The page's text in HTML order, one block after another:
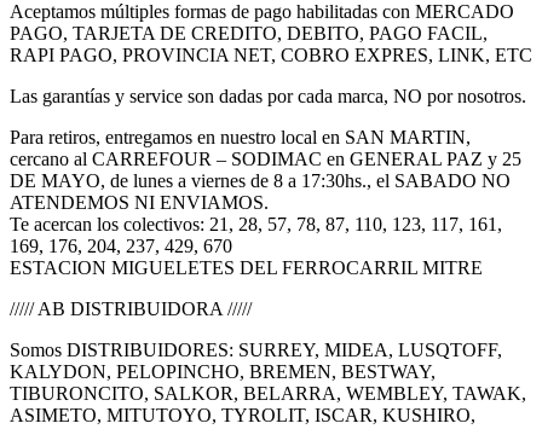
Aceptamos múltiples formas de pago habilitadas con MERCADO
PAGO, TARJETA DE CREDITO, DEBITO, PAGO FACIL,
RAPI PAGO, PROVINCIA NET, COBRO EXPRES, LINK, ETC
Las garantías y service son dadas por cada marca, NO por nosotros.
Para retiros, entregamos en nuestro local en SAN MARTIN,
cercano al CARREFOUR – SODIMAC en GENERAL PAZ y 25
DE MAYO, de lunes a viernes de 8 a 17:30hs., el SABADO NO
ATENDEMOS NI ENVIAMOS.
Te acercan los colectivos: 21, 28, 57, 78, 87, 110, 123, 117, 161,
169, 176, 204, 237, 429, 670
ESTACION MIGUELETES DEL FERROCARRIL MITRE
///// AB DISTRIBUIDORA /////
Somos DISTRIBUIDORES: SURREY, MIDEA, LUSQTOFF,
KALYDON, PELOPINCHO, BREMEN, BESTWAY,
TIBURONCITO, SALKOR, BELARRA, WEMBLEY, TAWAK,
ASIMETO, MITUTOYO, TYROLIT, ISCAR, KUSHIRO,